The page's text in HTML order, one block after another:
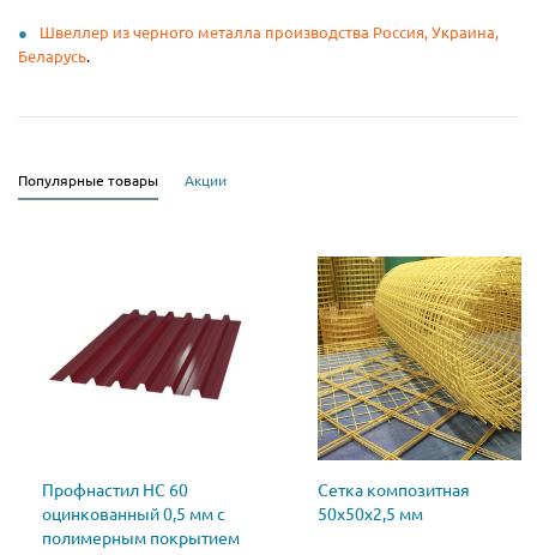
Швеллер из черного металла производства Россия, Украина,
Беларусь.
Популярные товары Акции
Профнастил НС 60
оцинкованный 0,5 мм с
полимерным покрытием
Сетка композитная
50х50х2,5 мм